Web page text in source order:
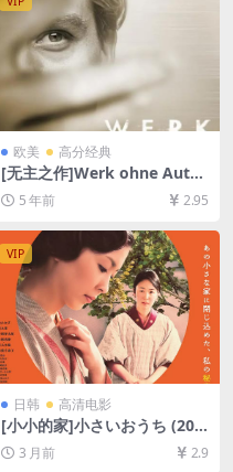
欧美 高分经典
[无主之作]Werk ohne Autor
(2018)完整版[百度网盘+夸克
网盘+迅雷云盘资源1080P超
清未删减][MP4/11GB][原声
中德字幕]
5 年前 2.95
VIP
日韩 高清电影
[小小的家]小さいおうち (201
4)[百度网盘+夸克网盘1080P
超清未删减资源][网盘在线播
3 月前 2.9